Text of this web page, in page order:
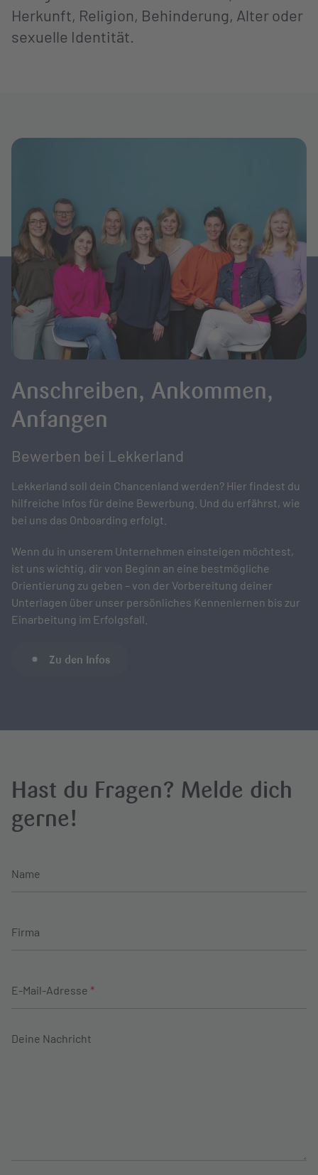
Herkunft, Religion, Behinderung, Alter oder
sexuelle Identität.
Anschreiben, Ankommen,
Anfangen
Bewerben bei Lekkerland
Lekkerland soll dein Chancenland werden? Hier findest du
hilfreiche Infos für deine Bewerbung. Und du erfährst, wie
bei uns das Onboarding erfolgt.
Wenn du in unserem Unternehmen einsteigen möchtest,
ist uns wichtig, dir von Beginn an eine bestmögliche
Orientierung zu geben – von der Vorbereitung deiner
Unterlagen über unser persönliches Kennenlernen bis zur
Einarbeitung im Erfolgsfall.
Zu den Infos
Hast du Fragen? Melde dich
gerne!
Name
Firma
E-Mail-Adresse *
Deine Nachricht